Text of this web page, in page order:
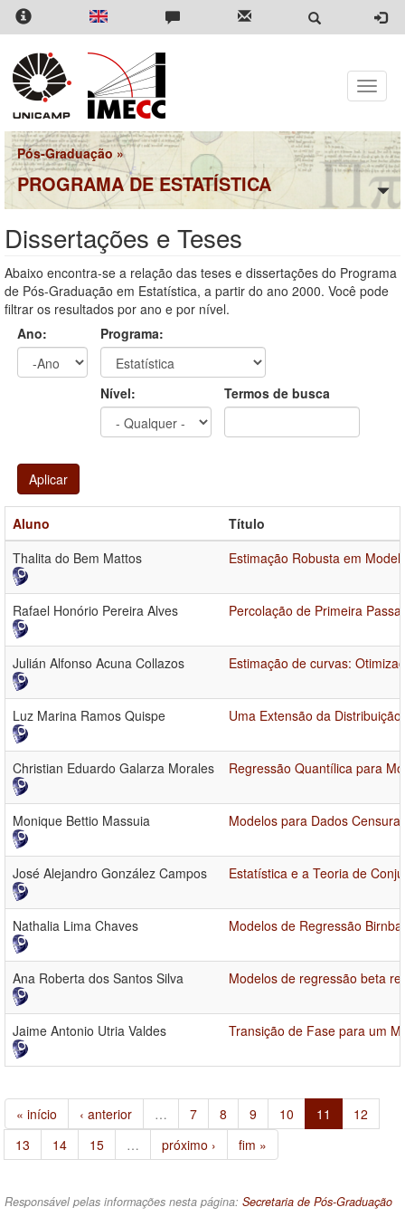
Pular
para
conteúdo
principal
Toggle
Pós-Graduação »
PROGRAMA DE ESTATÍSTICA
Dissertações e Teses
Abaixo encontra-se a relação das teses e dissertações do Programa
de Pós-Graduação em Estatística, a partir do ano 2000. Você pode
filtrar os resultados por ano e por nível.
Ano:
Programa:
Nível: Termos de busca
Aplicar
Aluno
Título
Thalita do Bem Mattos
Estimação Robusta em
Rafael Honório Pereira Alves Percolação de Primeira
Julián Alfonso Acuna Collazos Estimação de curvas:
Luz Marina Ramos Quispe Uma Extensão da
Christian Eduardo Galarza Morales Regressão Quantílica para
Monique Bettio Massuia Modelos para Dados
José Alejandro González Campos Estatística e a Teoria de
Nathalia Lima Chaves Modelos de Regressão
Ana Roberta dos Santos Silva Modelos de regressão beta
Jaime Antonio Utria Valdes Transição de Fase para um
« início ‹ anterior … 7 8 9 10 11
12
13
14 15 … próximo › fim »
Responsável pelas informações nesta página: Secretaria de Pós-Graduação